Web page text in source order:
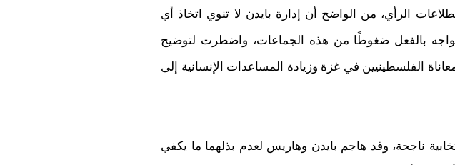
الرأي، من الواضح أن إدارة بايدن لا تنوي اتخاذ أي
بالفعل ضغوطًا من هذه الجماعات، واضطرت لتوضيح
الفلسطينيين في غزة وزيادة المساعدات الإنسانية إلى
ناجحة، وقد هاجم بايدن وهاريس لعدم بذلهما ما يكفي